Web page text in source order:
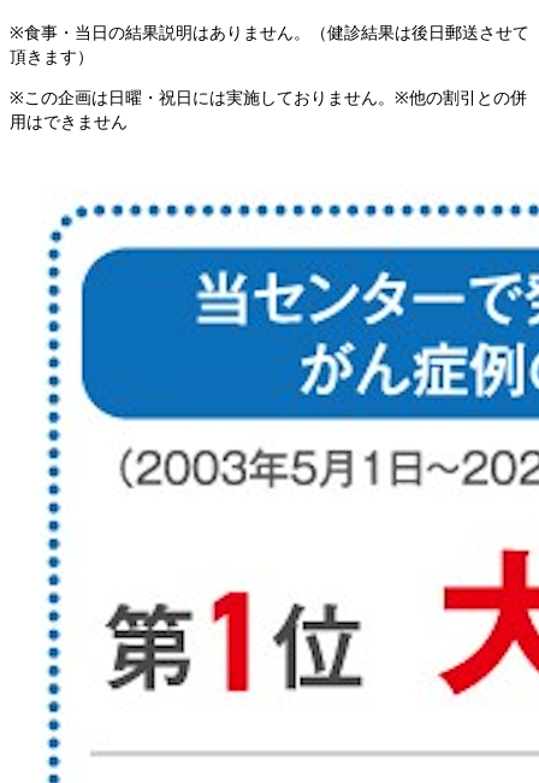
※食事・当日の結果説明はありません。（健診結果は後日郵送させて
頂きます）
※この企画は日曜・祝日には実施しておりません。※他の割引との併
用はできません